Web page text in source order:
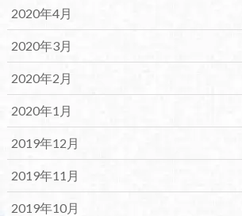
2020年4月
2020年3月
2020年2月
2020年1月
2019年12月
2019年11月
2019年10月